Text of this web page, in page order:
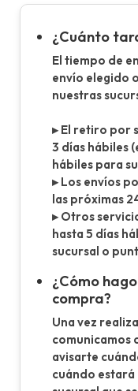
¿Cuánto
El tiempo de
envío elegido
nuestras
▸ El retiro por
3 días hábiles
hábiles para
▸ Los envíos
las próximas
▸ Otros
hasta 5 días
sucursal o
¿Cómo
compra?
Una vez
comunicamos
avisarte
cuándo